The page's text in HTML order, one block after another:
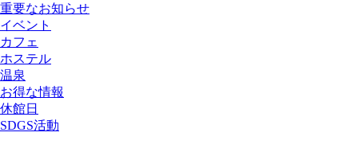
重要なお知らせ
イベント
カフェ
ホステル
温泉
お得な情報
休館日
SDGS活動